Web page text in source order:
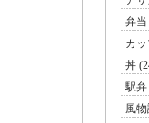
弁当
カ
丼
駅弁
風